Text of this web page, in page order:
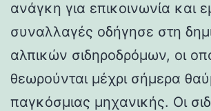
ανάγκη για επικοινωνία και
συναλλαγές οδήγησε στη
αλπικών σιδηροδρόμων, οι
θεωρούνται μέχρι σήμερα
παγκόσμιας μηχανικής. Οι